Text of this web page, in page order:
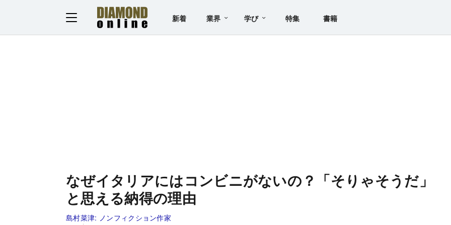
新着 業界 学び 特集 書籍
なぜイタリアにはコンビニがないの？「そりゃそうだ」
と思える納得の理由
島村菜津: ノンフィクション作家